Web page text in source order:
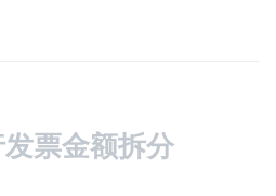
票金额拆分